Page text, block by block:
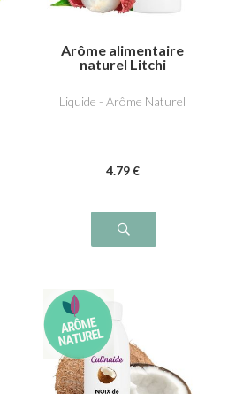
Arôme alimentaire
naturel Litchi
Liquide - Arôme Naturel
4.79 €